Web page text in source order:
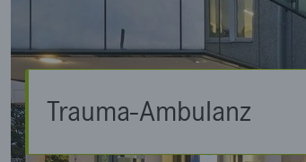
Trauma-Ambulanz